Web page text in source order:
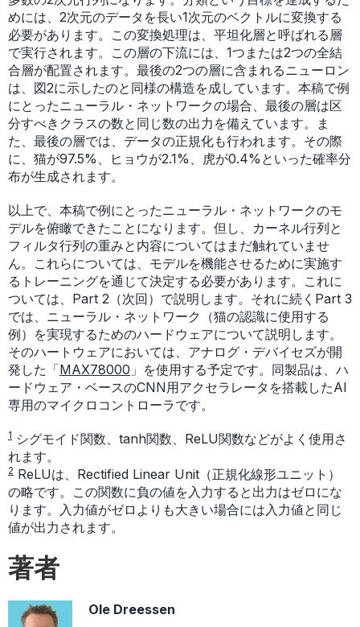
めには、2次元のデータを長い1次元のベクトルに変換する
必要があります。この変換処理は、平坦化層と呼ばれる層
で実行されます。この層の下流には、1つまたは2つの全結
合層が配置されます。最後の2つの層に含まれるニューロン
は、図2に示したのと同様の構造を成しています。本稿で例
にとったニューラル・ネットワークの場合、最後の層は区
分すべきクラスの数と同じ数の出力を備えています。ま
た、最後の層では、データの正規化も行われます。その際
に、猫が97.5%、ヒョウが2.1%、虎が0.4%といった確率分
布が生成されます。
以上で、本稿で例にとったニューラル・ネットワークのモ
デルを俯瞰できたことになります。但し、カーネル行列と
フィルタ行列の重みと内容についてはまだ触れていませ
ん。これらについては、モデルを機能させるために実施す
るトレーニングを通じて決定する必要があります。これに
ついては、Part 2（次回）で説明します。それに続くPart 3
では、ニューラル・ネットワーク（猫の認識に使用する
例）を実現するためのハードウェアについて説明します。
そのハートウェアにおいては、アナログ・デバイセズが開
発した「MAX78000 」を使用する予定です。同製品は、ハ
ードウェア・ベースのCNN用アクセラレータを搭載したAI
専用のマイクロコントローラです。
1 シグモイド関数、tanh関数、ReLU関数などがよく使用さ
れます。
2 ReLUは、Rectified Linear Unit（正規化線形ユニット）
の略です。この関数に負の値を入力すると出力はゼロにな
ります。入力値がゼロよりも大きい場合には入力値と同じ
値が出力されます。
著者
Ole Dreessen